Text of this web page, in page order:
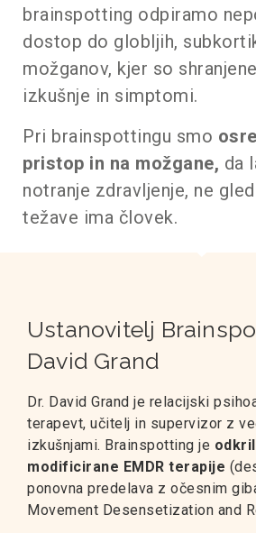
brainspotting odpiramo
dostop do globljih,
možganov, kjer so
izkušnje in simptomi.
Pri brainspottingu smo
pristop in na možgane, da
notranje zdravljenje, ne
težave ima človek.
Ustanovitelj
David Grand
Dr. David Grand je relacijski
terapevt, učitelj in supervizor z
izkušnjami. Brainspotting je
modificirane EMDR terapije
ponovna predelava z očesnim
Movement Desensetization and